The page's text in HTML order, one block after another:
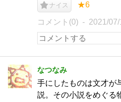
ナイス ★6
コメント(0) 2021/07/
なつなみ
手にしたものは文才が
説。その小説をめぐる